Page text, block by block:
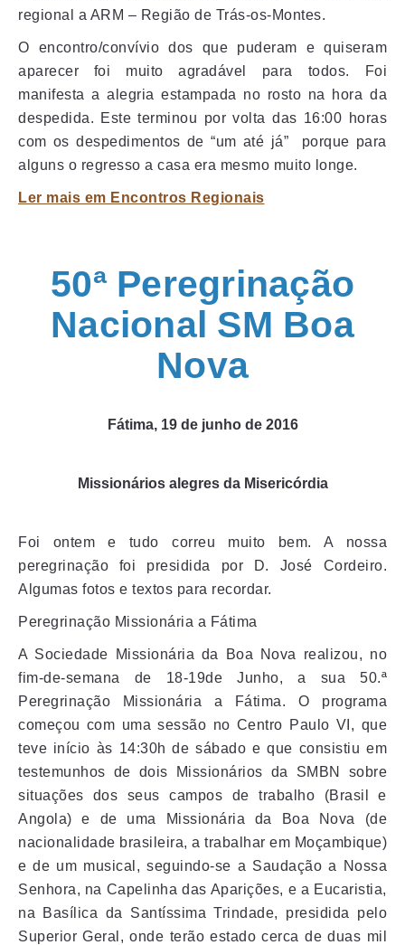
regional a ARM – Região de Trás-os-Montes.
O encontro/convívio dos que puderam e quiseram
aparecer foi muito agradável para todos. Foi
manifesta a alegria estampada no rosto na hora da
despedida. Este terminou por volta das 16:00 horas
com os despedimentos de “um até já” porque para
alguns o regresso a casa era mesmo muito longe.
Ler mais em Encontros Regionais
50ª Peregrinação
Nacional SM Boa
Nova
Fátima, 19 de junho de 2016
Missionários alegres da Misericórdia
Foi ontem e tudo correu muito bem. A nossa
peregrinação foi presidida por D. José Cordeiro.
Algumas fotos e textos para recordar.
Peregrinação Missionária a Fátima
A Sociedade Missionária da Boa Nova realizou, no
fim-de-semana de 18-19de Junho, a sua 50.ª
Peregrinação Missionária a Fátima. O programa
começou com uma sessão no Centro Paulo VI, que
teve início às 14:30h de sábado e que consistiu em
testemunhos de dois Missionários da SMBN sobre
situações dos seus campos de trabalho (Brasil e
Angola) e de uma Missionária da Boa Nova (de
nacionalidade brasileira, a trabalhar em Moçambique)
e de um musical, seguindo-se a Saudação a Nossa
Senhora, na Capelinha das Aparições, e a Eucaristia,
na Basílica da Santíssima Trindade, presidida pelo
Superior Geral, onde terão estado cerca de duas mil